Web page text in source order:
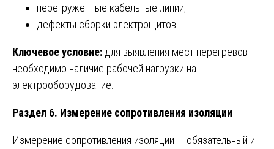
перегруженные кабельные линии;
дефекты сборки электрощитов.
Ключевое условие: для выявления мест перегревов
необходимо наличие рабочей нагрузки на
электрооборудование.
Раздел 6. Измерение сопротивления изоляции
Измерение сопротивления изоляции — обязательный и